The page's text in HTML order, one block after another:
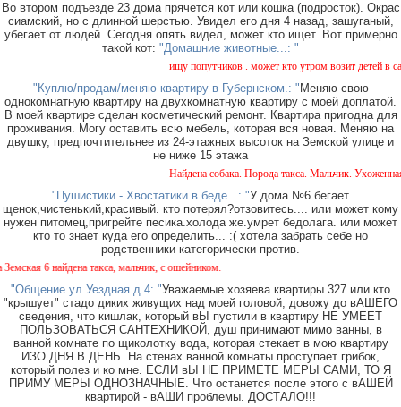
Во втором подъезде 23 дома прячется кот или кошка (подросток). Окрас
сиамский, но с длинной шерстью. Увидел его дня 4 назад, зашуганый,
убегает от людей. Сегодня опять видел, может кто ищет. Вот примерно
такой кот: "Домашние животные...: "
ищу попутчиков . может кто утром возит детей в
"Куплю/продам/меняю квартиру в Губернском.: " Меняю свою
однокомнатную квартиру на двухкомнатную квартиру с моей доплатой.
В моей квартире сделан косметический ремонт. Квартира пригодна для
проживания. Могу оставить всю мебель, которая вся новая. Меняю на
двушку, предпочтительнее из 24-этажных высоток на Земской улице и
не ниже 15 этажа
Найдена собака. Порода такса. Мальчик.
"Пушистики - Хвостатики в беде...: "У дома №6 бегает
щенок,чистенький,красивый. кто потерял?отзовитесь.... или может кому
нужен питомец,пригрейте песика.холода же.умрет бедолага. или может
кто то знает куда его определить... :( хотела забрать себе но
родственники категорически против.
6 найдена такса, мальчик, с ошейником.
"Общение ул Уездная д 4: "Уважаемые хозяева квартиры 327 или кто
"крышует" стадо диких живущих над моей головой, довожу до вАШЕГО
сведения, что кишлак, который вЫ пустили в квартиру НЕ УМЕЕТ
ПОЛЬЗОВАТЬСЯ САНТЕХНИКОЙ, душ принимают мимо ванны, в
ванной комнате по щиколотку вода, которая стекает в мою квартиру
ИЗО ДНЯ В ДЕНЬ. На стенах ванной комнаты проступает грибок,
который полез и ко мне. ЕСЛИ вЫ НЕ ПРИМЕТЕ МЕРЫ САМИ, ТО Я
ПРИМУ МЕРЫ ОДНОЗНАЧНЫЕ. Что останется после этого с вАШЕЙ
квартирой - вАШИ проблемы. ДОСТАЛО!!!